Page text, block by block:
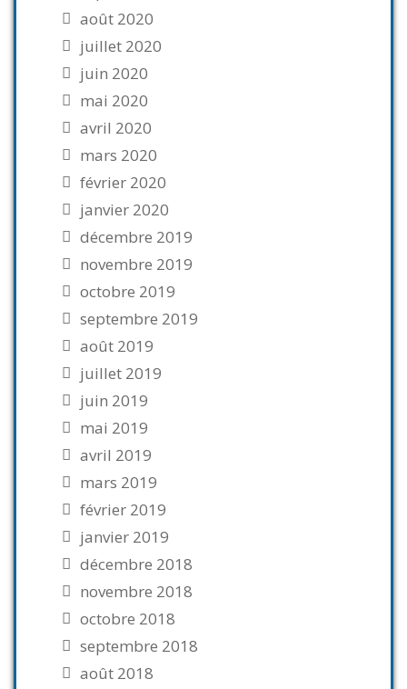
août 2020
juillet 2020
juin 2020
mai 2020
avril 2020
mars 2020
février 2020
janvier 2020
décembre 2019
novembre 2019
octobre 2019
septembre 2019
août 2019
juillet 2019
juin 2019
mai 2019
avril 2019
mars 2019
février 2019
janvier 2019
décembre 2018
novembre 2018
octobre 2018
septembre 2018
août 2018